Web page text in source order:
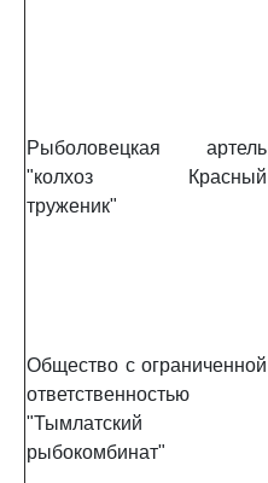
Рыболовецкая артель
"колхоз Красный
труженик"
Общество с ограниченной
ответственностью
"Тымлатский
рыбокомбинат"